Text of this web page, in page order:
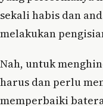
sekali habis dan
melakukan
Nah, untuk
harus dan perlu
memperbaiki